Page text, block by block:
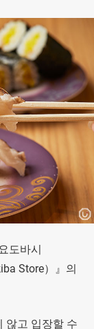
도바시
Store）』의
않고 입장할 수